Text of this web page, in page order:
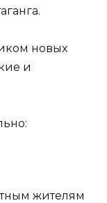
новых
и
жителям